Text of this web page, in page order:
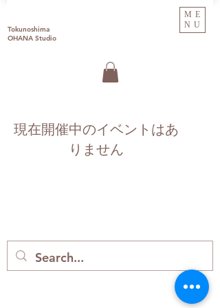
Tokunoshima
OHANA Studio
ME
NU
現在開催中のイベントはあ
りません